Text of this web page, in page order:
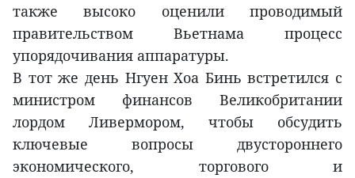
также высоко оценили проводимый
правительством Вьетнама процесс
упорядочивания аппаратуры.
В тот же день Нгуен Хоа Бинь встретился с
министром финансов Великобритании
лордом Ливермором, чтобы обсудить
ключевые вопросы двустороннего
экономического, торгового и